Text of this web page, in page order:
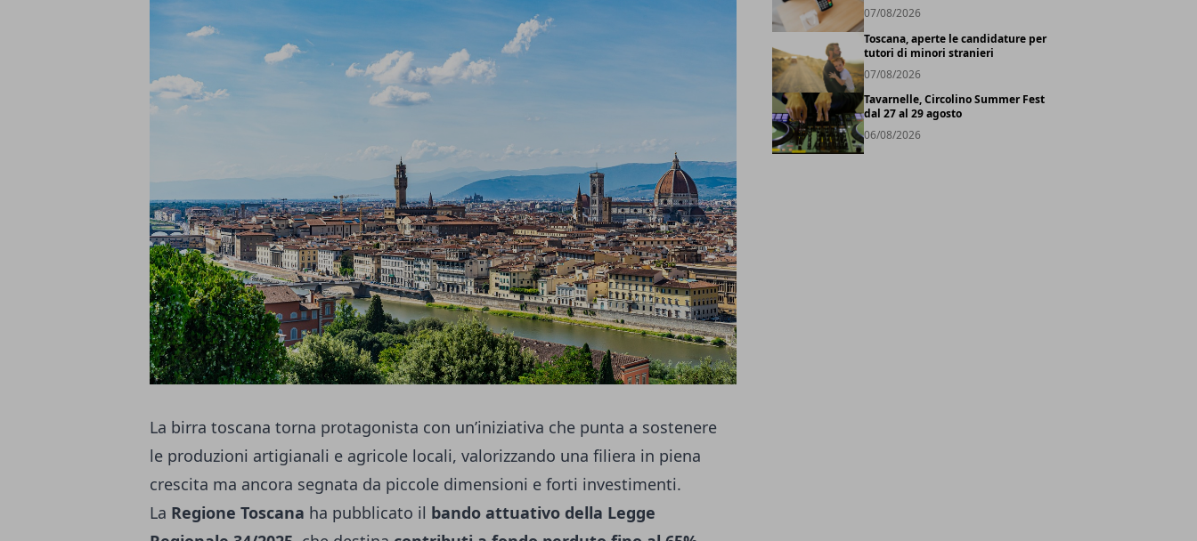
La birra toscana torna protagonista con un’iniziativa che punta a sostenere
le produzioni artigianali e agricole locali, valorizzando una filiera in piena
crescita ma ancora segnata da piccole dimensioni e forti investimenti.
La Regione Toscana ha pubblicato il bando attuativo della Legge
07/08/2026
Toscana, aperte le candidature per
tutori di minori stranieri
07/08/2026
Tavarnelle, Circolino Summer Fest
dal 27 al 29 agosto
06/08/2026